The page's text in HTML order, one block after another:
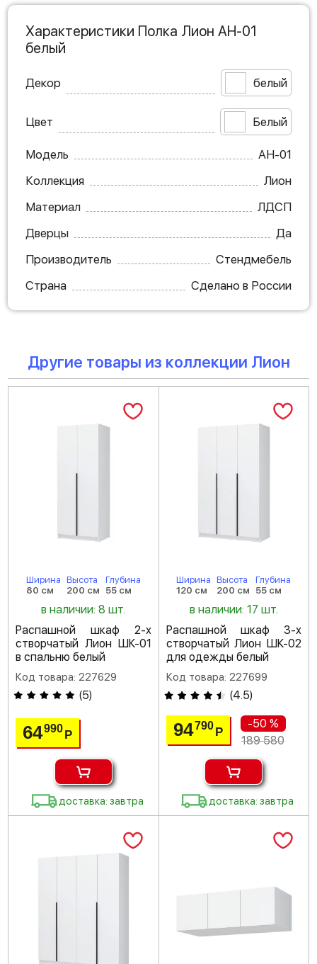
Характеристики Полка Лион АН-01
белый
Декор белый
Цвет Белый
Модель
АН-01
Коллекция
Лион
Материал
ЛДСП
Дверцы
Да
Производитель
Стендмебель
Страна
Сделано в России
Другие товары из коллекции Лион
Ширина
80 см
Высота
200 см
Глубина
55 см
в наличии: 8 шт.
Распашной шкаф 2-х
створчатый Лион ШК-01
в спальню белый
Код товара: 227629
(5)
64990Р
доставка: завтра
Ширина
120 см
Высота
200 см
Глубина
55 см
в наличии: 17 шт.
Распашной шкаф 3-х
створчатый Лион ШК-02
для одежды белый
Код товара: 227699
(4.5)
94790 Р
-50 %
189 580
доставка: завтра